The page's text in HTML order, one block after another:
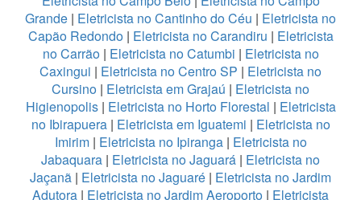
Grande | Eletricista no Cantinho do Céu | Eletricista no
Capão Redondo| Eletricista no Carandiru | Eletricista
no Carrão| Eletricista no Catumbi | Eletricista no
Caxingui | Eletricista no Centro SP | Eletricista no
Cursino | Eletricista em Grajaú | Eletricista no
Higienopolis| Eletricista no Horto Florestal | Eletricista
no Ibirapuera| Eletricista em Iguatemi | Eletricista no
Imirim| Eletricista no Ipiranga| Eletricista no
Jabaquara | Eletricista no Jaguará | Eletricista no
Jaçanã | Eletricista no Jaguaré | Eletricista no Jardim
Adutora | Eletricista no Jardim Aeroporto | Eletricista